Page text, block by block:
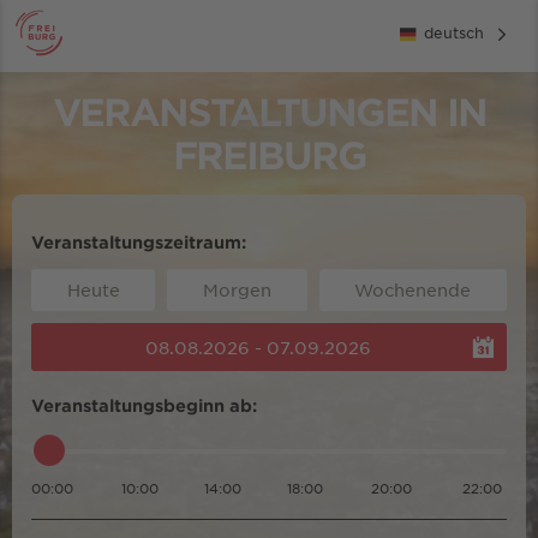
deutsch
VERANSTALTUNGEN IN
FREIBURG
Veranstaltungszeitraum:
Heute Morgen Wochenende
08.08.2026 - 07.09.2026
Veranstaltungsbeginn ab:
00:00 10:00 14:00 18:00 20:00 22:00